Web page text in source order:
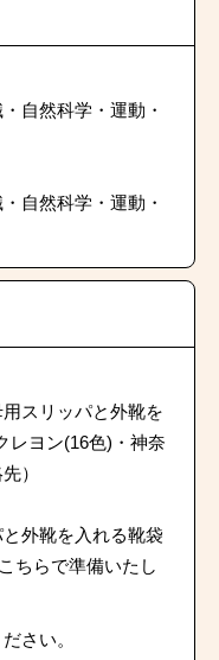
自然科学・運動・
自然科学・運動・
スリッパと外靴を
レヨン(16色)・神奈
）
外靴を入れる靴袋
ちらで準備いたし
さい。